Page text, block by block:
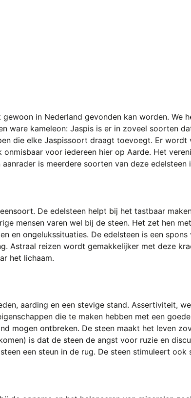
in Nederland gevonden kan worden. We
ware kameleon: Jaspis is er in zoveel soorten
die elke Jaspissoort draagt toevoegt. Er
voor iedereen hier op Aarde. Het
is meerdere soorten van deze edelsteen
De edelsteen helpt bij het tastbaar
mensen varen wel bij de steen. Het zet hen
en ongelukssituaties. De edelsteen is een
Astraal reizen wordt gemakkelijker met deze
het lichaam.
aarding en een stevige stand. Assertiviteit,
die te maken hebben met een
mogen ontbreken. De steen maakt het leven
is dat de steen de angst voor ruzie en
een steun in de rug. De steen stimuleert ook